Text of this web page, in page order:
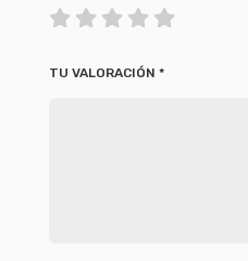
TU VALORACIÓN *